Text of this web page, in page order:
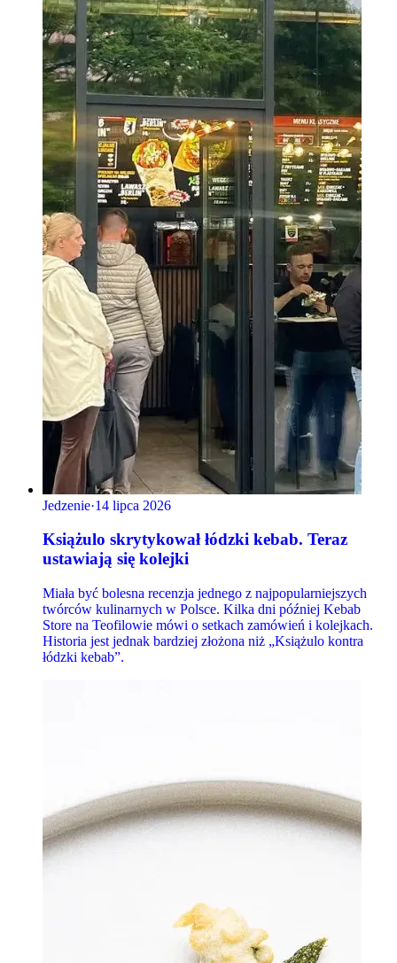
Jedzenie·14 lipca 2026
Książulo skrytykował łódzki kebab. Teraz
ustawiają się kolejki
Miała być bolesna recenzja jednego z najpopularniejszych
twórców kulinarnych w Polsce. Kilka dni później Kebab
Store na Teofilowie mówi o setkach zamówień i kolejkach.
Historia jest jednak bardziej złożona niż „Książulo kontra
łódzki kebab”.